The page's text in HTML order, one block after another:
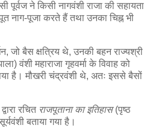
ने किसी नागवंशी राजा की सहायता
नाग-पूजा करते हैं तथा उनका चिह्न भी
जो बैस क्षत्रिय थे, उनकी बहन राज्यश्री
वंशी महाराजा गृहवर्मा के विवाह को
है। मौखरी चंद्रवंशी थे, अतः इससे बैसों
द्वारा रचित राजपूताना का इतिहास(पृष्ठ
बताया गया है।